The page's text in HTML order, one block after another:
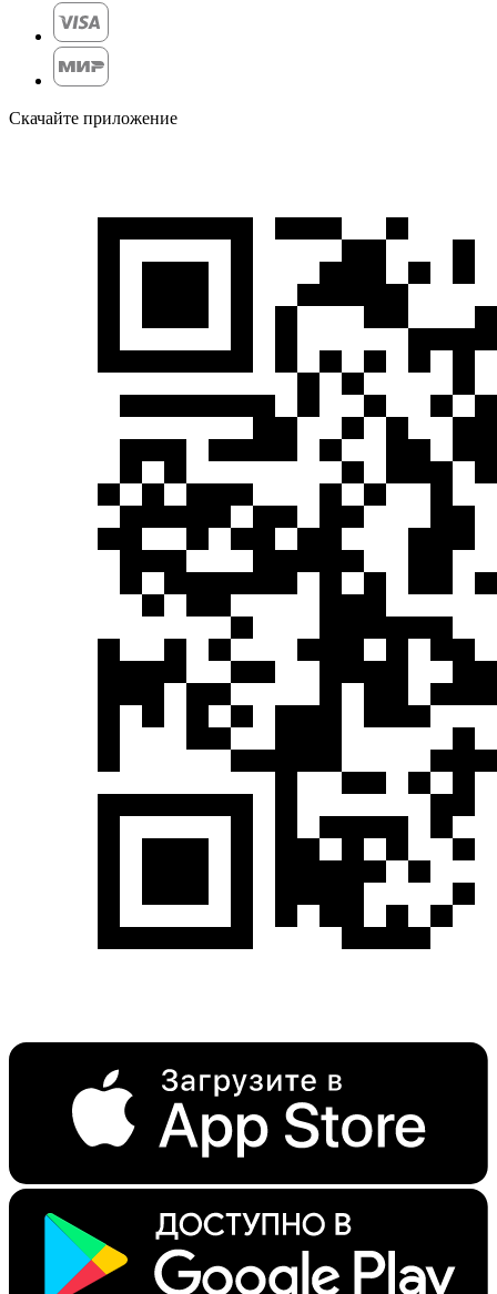
Скачайте приложение